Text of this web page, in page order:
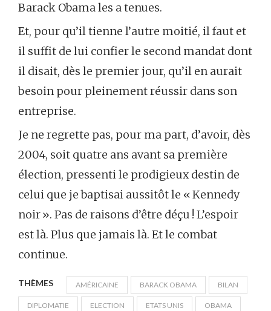
Barack Obama les a tenues.
Et, pour qu’il tienne l’autre moitié, il faut et
il suffit de lui confier le second mandat dont
il disait, dès le premier jour, qu’il en aurait
besoin pour pleinement réussir dans son
entreprise.
Je ne regrette pas, pour ma part, d’avoir, dès
2004, soit quatre ans avant sa première
élection, pressenti le prodigieux destin de
celui que je baptisai aussitôt le « Kennedy
noir ». Pas de raisons d’être déçu ! L’espoir
est là. Plus que jamais là. Et le combat
continue.
THÈMES AMÉRICAINE BARACK OBAMA BILAN
DIPLOMATIE ELECTION ETATS UNIS OBAMA